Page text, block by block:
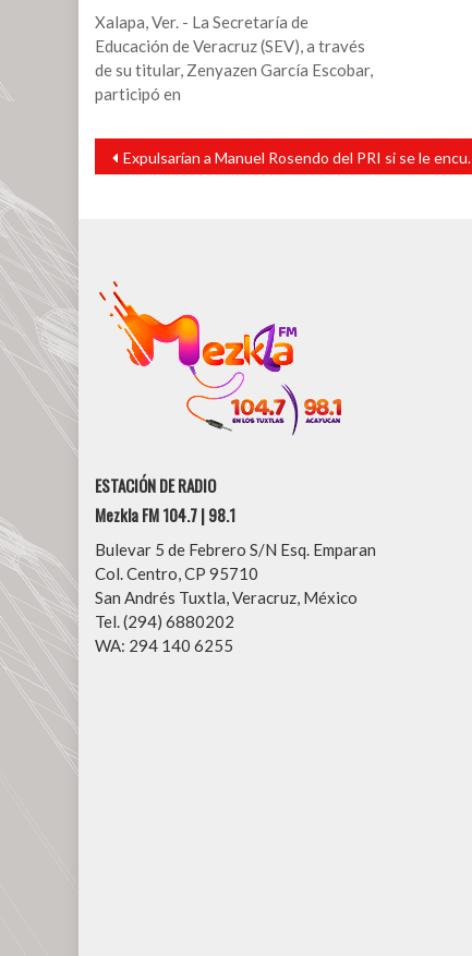
Xalapa, Ver. - La Secretaría de
Educación de Veracruz (SEV), a través
de su titular, Zenyazen García Escobar,
participó en
Navegación
entradas
Expulsarían a Manuel Rosendo del PRI si se le encuentra culpable
ESTACIÓN DE RADIO
Mezkla FM 104.7 | 98.1
Bulevar 5 de Febrero S/N Esq. Emparan
Col. Centro, CP 95710
San Andrés Tuxtla, Veracruz, México
Tel. (294) 6880202
WA: 294 140 6255